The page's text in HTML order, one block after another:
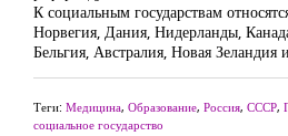
К социальным государствам
Норвегия, Дания, Нидерланды,
Бельгия, Австралия, Новая Зеландия
Теги: Медицина, Образование, Россия, СССР,
социальное государство